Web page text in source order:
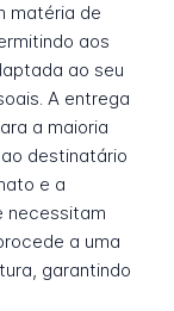
matéria de
aos
ao seu
A entrega
a maioria
destinatário
e a
necessitam
a uma
garantindo